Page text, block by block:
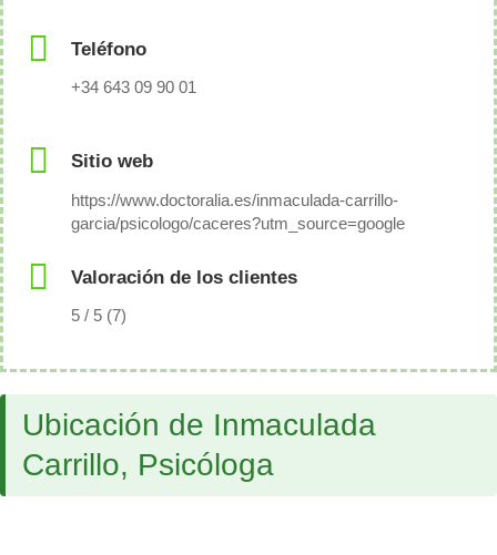
Teléfono
+34 643 09 90 01
Sitio web
https://www.doctoralia.es/inmaculada-carrillo-
garcia/psicologo/caceres?utm_source=google
Valoración de los clientes
5 / 5 (7)
Ubicación de Inmaculada
Carrillo, Psicóloga